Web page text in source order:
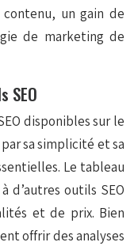
un gain de
de marketing de
SEO
disponibles sur le
sa simplicité et sa
Le tableau
d’autres outils SEO
et de prix. Bien
offrir des analyses